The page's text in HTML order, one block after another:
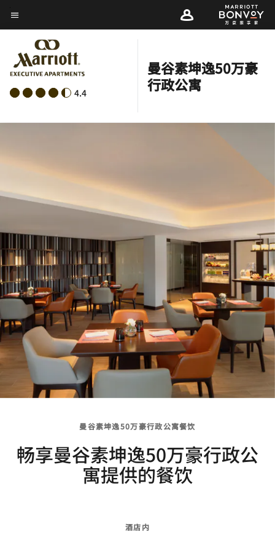
Skip
to
content
菜单文本
4.4
曼谷素坤逸50万豪
行政公寓
曼谷素坤逸50万豪行政公寓餐饮
畅享曼谷素坤逸50万豪行政公
寓提供的餐饮
酒店内